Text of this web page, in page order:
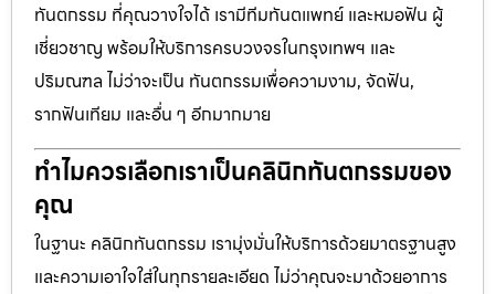
ทันตกรรม ที่คุณวางใจได้ เรามีทีมทันตแพทย์ และหมอฟัน ผู้
เชี่ยวชาญ พร้อมให้บริการครบวงจรในกรุงเทพฯ และ
ปริมณฑล ไม่ว่าจะเป็น ทันตกรรมเพื่อความงาม, จัดฟัน,
รากฟันเทียม และอื่น ๆ อีกมากมาย
ทำไมควรเลือกเราเป็นคลินิกทันตกรรมของ
คุณ
ในฐานะ คลินิกทันตกรรม เรามุ่งมั่นให้บริการด้วยมาตรฐานสูง
และความเอาใจใส่ในทุกรายละเอียด ไม่ว่าคุณจะมาด้วยอาการ